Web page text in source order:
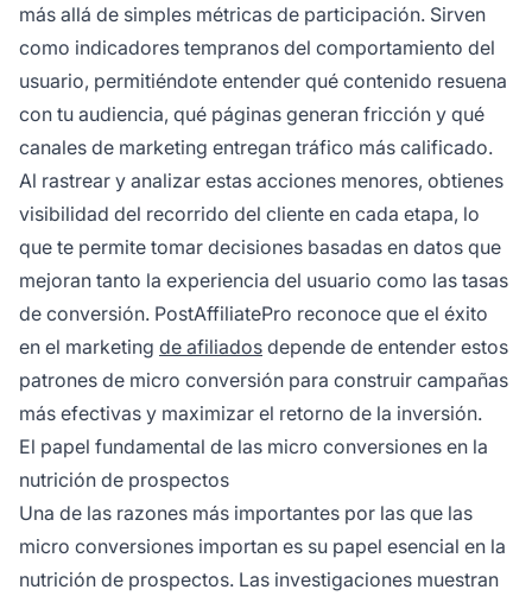
más allá de simples métricas de participación. Sirven
como indicadores tempranos del comportamiento del
usuario, permitiéndote entender qué contenido resuena
con tu audiencia, qué páginas generan fricción y qué
canales de marketing entregan tráfico más calificado.
Al rastrear y analizar estas acciones menores, obtienes
visibilidad del recorrido del cliente en cada etapa, lo
que te permite tomar decisiones basadas en datos que
mejoran tanto la experiencia del usuario como las tasas
de conversión. PostAffiliatePro reconoce que el éxito
en el marketing de afiliados depende de entender estos
patrones de micro conversión para construir campañas
más efectivas y maximizar el retorno de la inversión.
El papel fundamental de las micro conversiones en la
nutrición de prospectos
Una de las razones más importantes por las que las
micro conversiones importan es su papel esencial en la
nutrición de prospectos. Las investigaciones muestran